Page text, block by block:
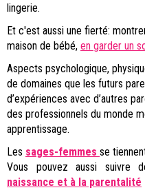
lingerie.
Et c'est aussi une fierté:
maison de bébé, en garder un
Aspects psychologique,
de domaines que les futurs
d’expériences avec d’autres
des professionnels du monde
apprentissage.
Les sages-femmes se
Vous pouvez aussi suivre
naissance et à la parentalité